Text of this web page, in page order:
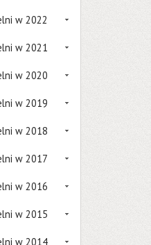
w 2022
w 2021
w 2020
w 2019
w 2018
w 2017
w 2016
w 2015
w 2014